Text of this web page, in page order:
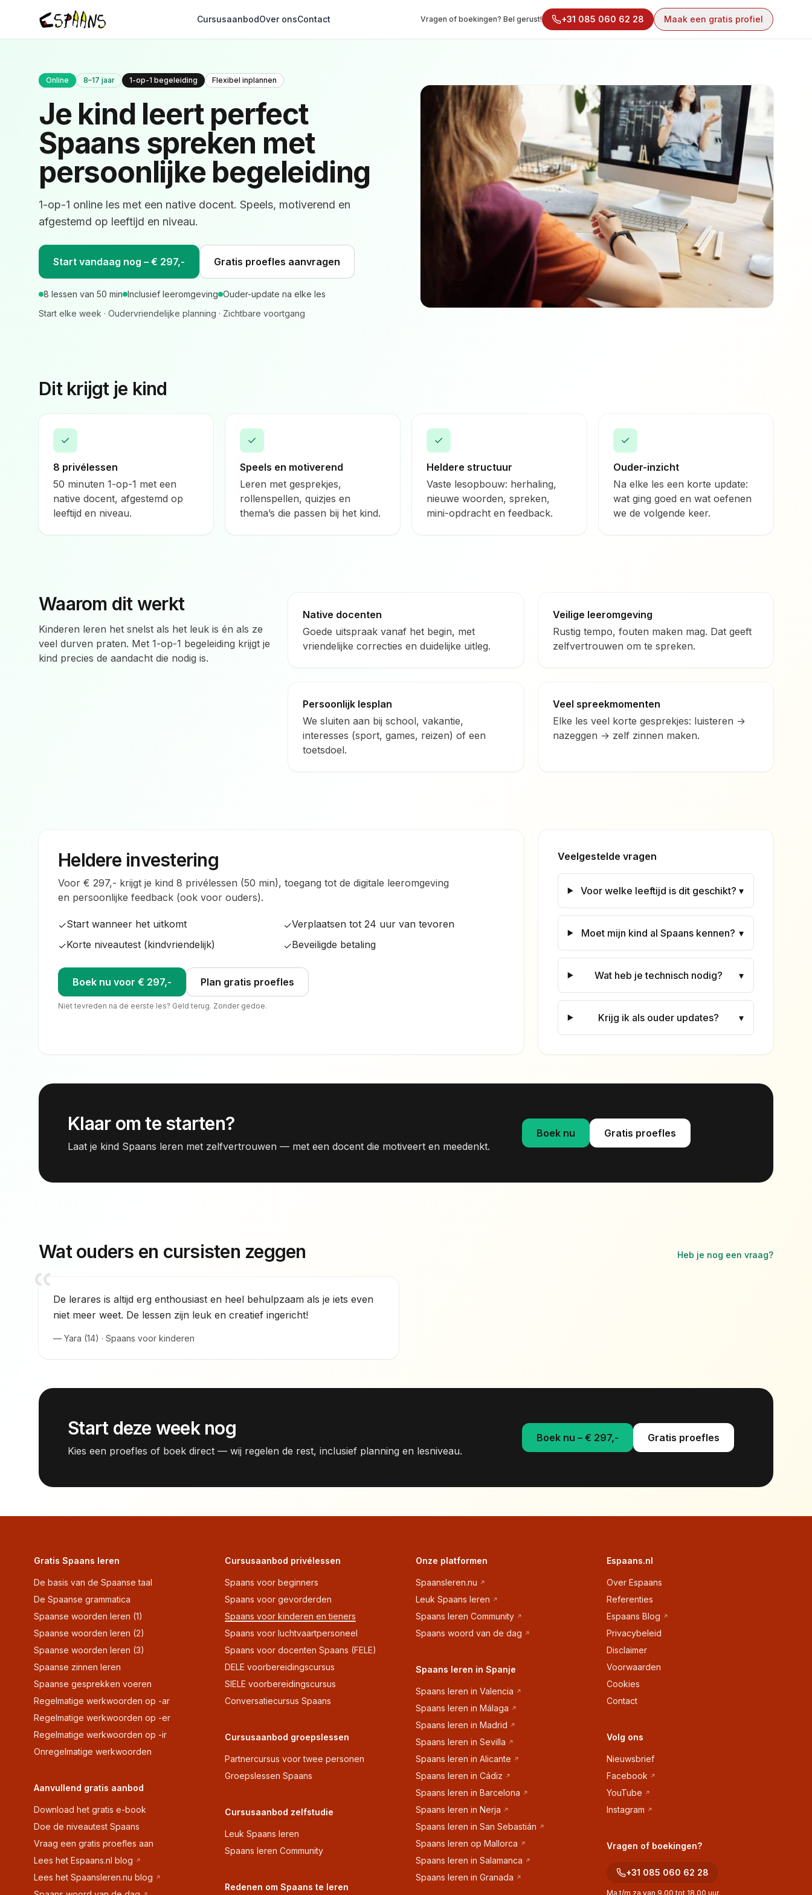
CursusaanbodOver onsContact Vragen of boekingen? Bel gerust! +31 085 060 62 28 Maak een gratis profiel
Online 8–17 jaar 1-op-1 begeleiding Flexibel inplannen
Je kind leert perfect
Spaans spreken met
persoonlijke begeleiding
1-op-1 online les met een native docent. Speels, motiverend en
afgestemd op leeftijd en niveau.
Start vandaag nog – € 297,- Gratis proefles aanvragen
8 lessen van 50 min Inclusief leeromgeving Ouder-update na elke les
Start elke week · Oudervriendelijke planning · Zichtbare voortgang
Dit krijgt je kind
✓
8 privélessen
50 minuten 1-op-1 met een
native docent, afgestemd op
leeftijd en niveau.
✓
Speels en motiverend
Leren met gesprekjes,
rollenspellen, quizjes en
thema’s die passen bij het kind.
✓
Heldere structuur
Vaste lesopbouw: herhaling,
nieuwe woorden, spreken,
mini-opdracht en feedback.
✓
Ouder-inzicht
Na elke les een korte update:
wat ging goed en wat oefenen
we de volgende keer.
Waarom dit werkt
Kinderen leren het snelst als het leuk is én als ze
veel durven praten. Met 1-op-1 begeleiding krijgt je
kind precies de aandacht die nodig is.
Native docenten
Goede uitspraak vanaf het begin, met
vriendelijke correcties en duidelijke uitleg.
Veilige leeromgeving
Rustig tempo, fouten maken mag. Dat geeft
zelfvertrouwen om te spreken.
Persoonlijk lesplan
We sluiten aan bij school, vakantie,
interesses (sport, games, reizen) of een
toetsdoel.
Veel spreekmomenten
Elke les veel korte gesprekjes: luisteren →
nazeggen → zelf zinnen maken.
Heldere investering
Voor € 297,- krijgt je kind 8 privélessen (50 min), toegang tot de digitale leeromgeving
en persoonlijke feedback (ook voor ouders).
✓Start wanneer het uitkomt ✓Verplaatsen tot 24 uur van tevoren
✓Korte niveautest (kindvriendelijk) ✓Beveiligde betaling
Boek nu voor € 297,- Plan gratis proefles
Niet tevreden na de eerste les? Geld terug. Zonder gedoe.
Veelgestelde vragen
Voor welke leeftijd is dit geschikt? ▾
Moet mijn kind al Spaans kennen? ▾
Wat heb je technisch nodig? ▾
Krijg ik als ouder updates? ▾
Klaar om te starten?
Laat je kind Spaans leren met zelfvertrouwen — met een docent die motiveert en meedenkt.
Boek nu Gratis proefles
Wat ouders en cursisten zeggen Heb je nog een vraag?
De lerares is altijd erg enthousiast en heel behulpzaam als je iets even
niet meer weet. De lessen zijn leuk en creatief ingericht!
— Yara (14) · Spaans voor kinderen
Start deze week nog
Kies een proefles of boek direct — wij regelen de rest, inclusief planning en lesniveau.
Boek nu – € 297,- Gratis proefles
Gratis Spaans leren
De basis van de Spaanse taal
De Spaanse grammatica
Spaanse woorden leren (1)
Spaanse woorden leren (2)
Spaanse woorden leren (3)
Spaanse zinnen leren
Spaanse gesprekken voeren
Regelmatige werkwoorden op -ar
Regelmatige werkwoorden op -er
Regelmatige werkwoorden op -ir
Onregelmatige werkwoorden
Aanvullend gratis aanbod
Download het gratis e-book
Doe de niveautest Spaans
Vraag een gratis proefles aan
Lees het Espaans.nl blog
Lees het Spaansleren.nu blog
Cursusaanbod privélessen
Spaans voor beginners
Spaans voor gevorderden
Spaans voor kinderen en tieners
Spaans voor luchtvaartpersoneel
Spaans voor docenten Spaans (FELE)
DELE voorbereidingscursus
SIELE voorbereidingscursus
Conversatiecursus Spaans
Cursusaanbod groepslessen
Partnercursus voor twee personen
Groepslessen Spaans
Cursusaanbod zelfstudie
Leuk Spaans leren
Spaans leren Community
Redenen om Spaans te leren
Onze platformen
Spaansleren.nu
Leuk Spaans leren
Spaans leren Community
Spaans woord van de dag
Spaans leren in Spanje
Spaans leren in Valencia
Spaans leren in Málaga
Spaans leren in Madrid
Spaans leren in Sevilla
Spaans leren in Alicante
Spaans leren in Cádiz
Spaans leren in Barcelona
Spaans leren in Nerja
Spaans leren in San Sebastián
Spaans leren op Mallorca
Spaans leren in Salamanca
Spaans leren in Granada
Espaans.nl
Over Espaans
Referenties
Espaans Blog
Privacybeleid
Disclaimer
Voorwaarden
Cookies
Contact
Volg ons
Nieuwsbrief
Facebook
YouTube
Instagram
Vragen of boekingen?
+31 085 060 62 28
Ma t/m za van 9.00 tot 18.00 uur.